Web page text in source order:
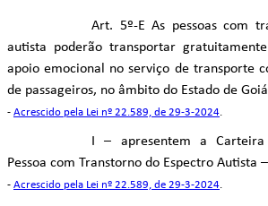
Art. 5º-E As pessoas com
autista poderão transportar
apoio emocional no serviço de transporte
de passageiros, no âmbito do Estado de
- Acrescido pela Lei nº 22.589, de 29-3-2024.
I – apresentem a
Pessoa com Transtorno do Espectro Autista –
- Acrescido pela Lei nº 22.589, de 29-3-2024.